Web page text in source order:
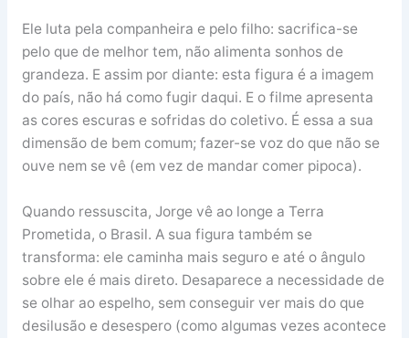
Ele luta pela companheira e pelo filho: sacrifica-se
pelo que de melhor tem, não alimenta sonhos de
grandeza. E assim por diante: esta figura é a imagem
do país, não há como fugir daqui. E o filme apresenta
as cores escuras e sofridas do coletivo. É essa a sua
dimensão de bem comum; fazer-se voz do que não se
ouve nem se vê (em vez de mandar comer pipoca).
Quando ressuscita, Jorge vê ao longe a Terra
Prometida, o Brasil. A sua figura também se
transforma: ele caminha mais seguro e até o ângulo
sobre ele é mais direto. Desaparece a necessidade de
se olhar ao espelho, sem conseguir ver mais do que
desilusão e desespero (como algumas vezes acontece